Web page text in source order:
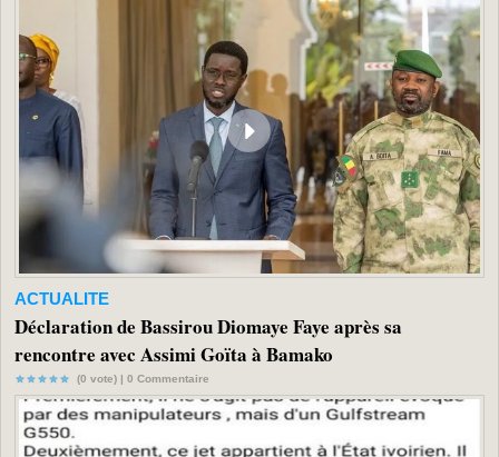
ACTUALITE
Déclaration de Bassirou Diomaye Faye après sa
rencontre avec Assimi Goïta à Bamako
(0 vote) | 0 Commentaire